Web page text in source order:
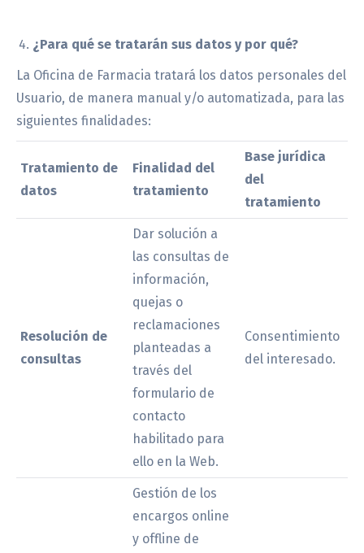
¿Para qué se tratarán sus datos y por qué?
La Oficina de Farmacia tratará los datos personales del
Usuario, de manera manual y/o automatizada, para las
siguientes finalidades:
Tratamiento de
datos
Finalidad del
tratamiento
Base jurídica
del
tratamiento
Resolución de
consultas
Dar solución a
las consultas de
información,
quejas o
reclamaciones
planteadas a
través del
formulario de
contacto
habilitado para
ello en la Web.
Consentimiento
del interesado.
Gestión de los
encargos online
y offline de